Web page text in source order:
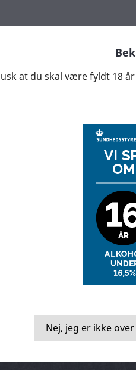
kasser
at du skal være fyldt 18
Nej, jeg er ikke